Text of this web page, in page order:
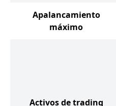
Apalancamiento
máximo
Activos de trading